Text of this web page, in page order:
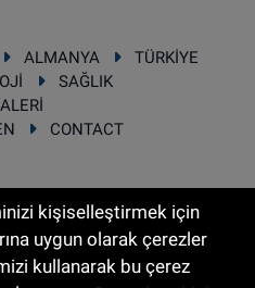
ALMANYA
TÜRKİYE
SAĞLIK
CONTACT
Sonhaber.eu Her hakkı saklıdır.
kişiselleştirmek için
uygun olarak çerezler
kullanarak bu çerez